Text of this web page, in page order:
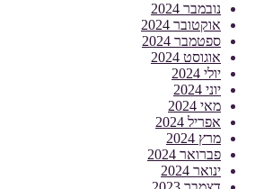
נובמבר 2024
אוקטובר 2024
ספטמבר 2024
אוגוסט 2024
יולי 2024
יוני 2024
מאי 2024
אפריל 2024
מרץ 2024
פברואר 2024
ינואר 2024